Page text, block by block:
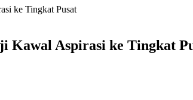
ke Tingkat Pusat
Kawal Aspirasi ke Tingkat